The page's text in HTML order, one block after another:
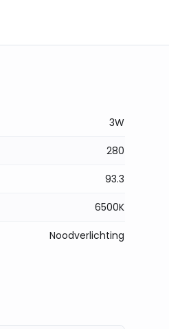
3W
280
93.3
6500K
Noodverlichting